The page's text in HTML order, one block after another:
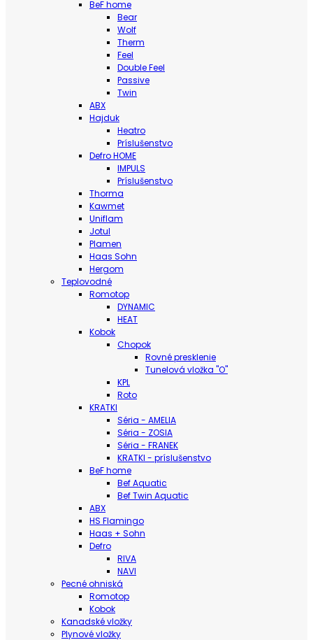
BeF home
Bear
Wolf
Therm
Feel
Double Feel
Passive
Twin
ABX
Hajduk
Heatro
Príslušenstvo
Defro HOME
IMPULS
Príslušenstvo
Thorma
Kawmet
Uniflam
Jotul
Plamen
Haas Sohn
Hergom
Teplovodné
Romotop
DYNAMIC
HEAT
Kobok
Chopok
Rovné presklenie
Tunelová vložka "O"
KPL
Roto
KRATKI
Séria - AMELIA
Séria - ZOSIA
Séria - FRANEK
KRATKI - príslušenstvo
BeF home
Bef Aquatic
Bef Twin Aquatic
ABX
HS Flamingo
Haas + Sohn
Defro
RIVA
NAVI
Pecné ohniská
Romotop
Kobok
Kanadské vložky
Plynové vložky